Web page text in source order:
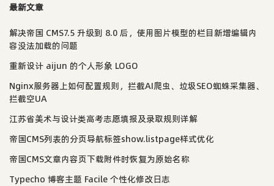
最新文章
解决帝国 CMS7.5 升级到 8.0 后，使用图片模型的栏目新增编辑内
容没法加载的问题
重新设计 aijun 的个人形象 LOGO
Nginx服务器上如何配置规则，拦截AI爬虫、垃圾SEO蜘蛛采集器、
拦截空UA
江苏省美术与设计类高考志愿填报及录取规则详解
帝国CMS列表的分页导航标签show.listpage样式优化
帝国CMS文章内容页下载附件时恢复为原始名称
Typecho 博客主题 Facile 个性化修改日志